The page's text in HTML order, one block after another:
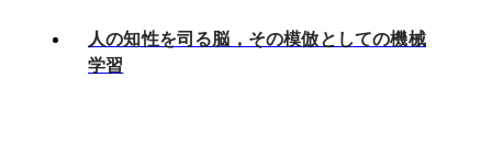
人の知性を司る脳，その模倣としての機械
学習